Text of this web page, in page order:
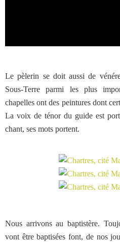
Le pèlerin se doit aussi de
Sous-Terre parmi les plus
chapelles ont des peintures dont
La voix de ténor du guide est
chant, ses mots portent.
Nous arrivons au baptistère.
vont être baptisées font, de nos